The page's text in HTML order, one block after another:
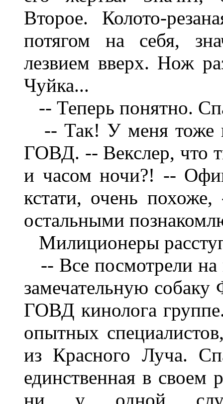
Второе. Колото-
потягом на себя,
лезвием вверх. Нож
Чуйка...
-- Теперь понятно.
-- Так! У меня тоже
ГОВД. -- Векслер, что
и часом ночи?! --
кстати, очень
остальными
Милиционеры
-- Все посмотрели на
замечательную
ГОВД кинолога
опытных
из Красного Луча.
единственная в своем